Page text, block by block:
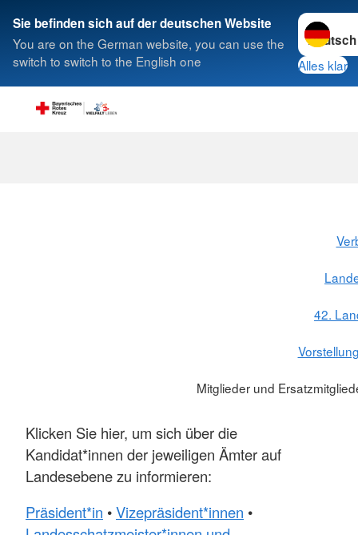
Sie befinden sich auf der deutschen Website
You are on the German website, you can use the
switch to switch to the English one
Sprache
Alles klar
Suche
42.
Mitglieder und
Klicken Sie hier, um sich über die
Kandidat*innen der jeweiligen Ämter auf
Landesebene zu informieren:
Präsident*in •Vizepräsident*innen •